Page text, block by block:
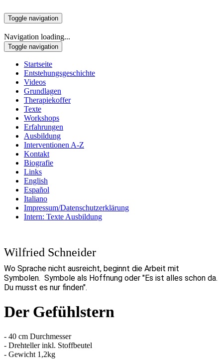
Toggle navigation
Navigation loading...
Toggle navigation
Startseite
Entstehungsgeschichte
Videos
Grundlagen
Therapiekoffer
Texte
Workshops
Erfahrungen
Ausbildung
Interventionen A-Z
Kontakt
Biografie
Links
English
Español
Italiano
Impressum/Datenschutzerklärung
Intern: Texte Ausbildung
Wilfried Schneider
Wo Sprache nicht ausreicht, beginnt die Arbeit mit
Symbolen. Symbole als Hoffnung oder "Es ist alles schon da.
Du musst es nur finden".
Der Gefühlstern
- 40 cm Durchmesser
- Drehteller inkl. Stoffbeutel
- Gewicht 1,2kg